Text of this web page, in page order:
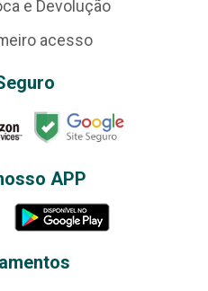
e Devolução
acesso
APP